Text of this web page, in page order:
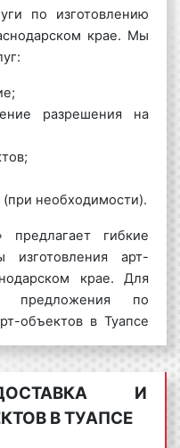
по изготовлению
крае. Мы
разрешения на
необходимости).
гибкие
арт-
крае. Для
предложения по
объектов в Туапсе
8 800 201-23-74
Изготовление арт-
спросомкак
И
В ТУАПСЕ